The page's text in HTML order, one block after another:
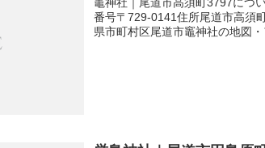
番号〒729-0141住所尾道市高須
県市町村区尾道市竈神社の地図